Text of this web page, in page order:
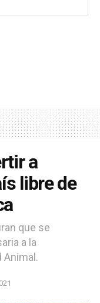
a
libre de
que se
a la
Animal.